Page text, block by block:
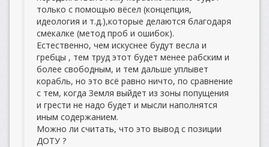
только с помощью вёсел (концепция,
идеология и т.д.),которые делаются благодаря
смекалке (метод проб и ошибок).
Естественно, чем искуснее будут весла и
гребцы , тем труд этот будет менее рабским и
более свободным, и тем дальше уплывет
корабль, но это всё равно ничто, по сравнение
с тем, когда Земля выйдет из зоны попущения
и грести не надо будет и мысли наполнятся
иным содержанием.
Можно ли считать, что это вывод с позиции
ДОТУ ?